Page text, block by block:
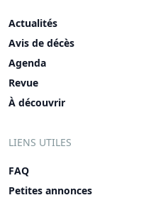
Actualités
Avis de décès
Agenda
Revue
À découvrir
LIENS UTILES
FAQ
Petites annonces